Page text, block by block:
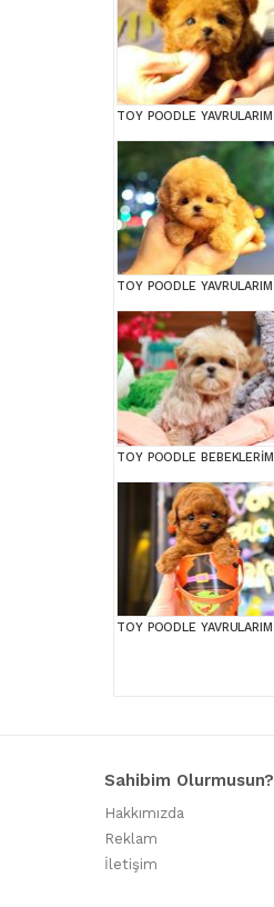
TOY POODLE YAVRULARIM
TOY POODLE YAVRULARIM
TOY POODLE BEBEKLERİM
TOY POODLE YAVRULARIM
Sahibim Olurmusun?
Hakkımızda
Reklam
İletişim